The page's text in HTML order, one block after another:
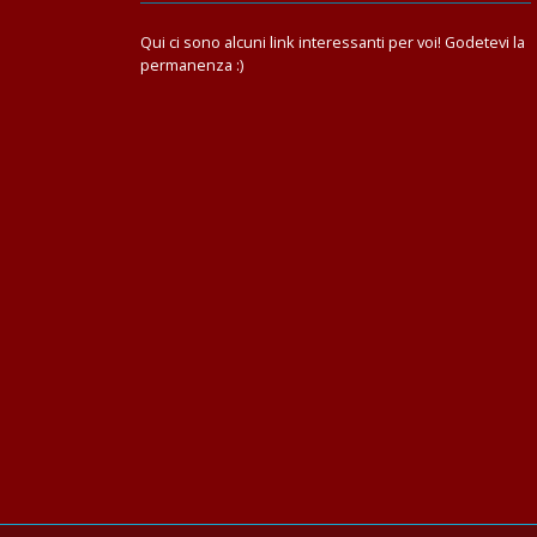
Qui ci sono alcuni link interessanti per voi! Godetevi la
permanenza :)